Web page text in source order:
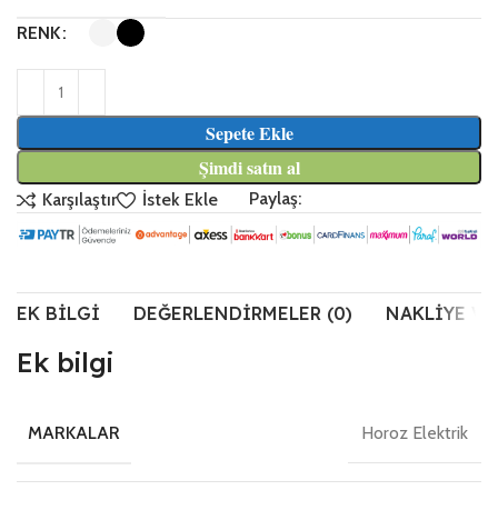
RENK
Sepete Ekle
Şimdi satın al
Karşılaştır İstek Ekle Paylaş:
EK BILGI DEĞERLENDIRMELER (0) NAKLIYE
Ek bilgi
MARKALAR Horoz Elektrik